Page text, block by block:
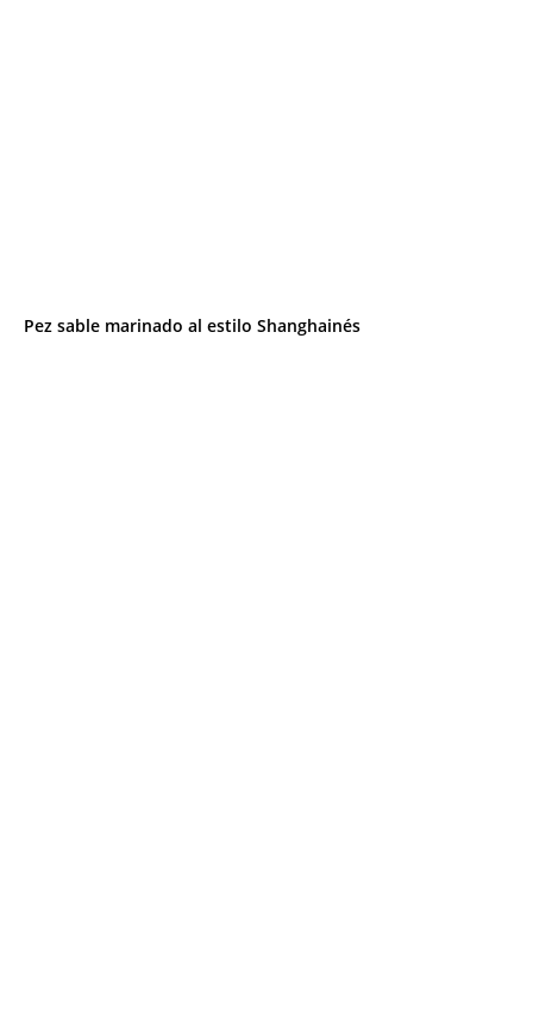
Pez sable marinado al estilo Shanghainés